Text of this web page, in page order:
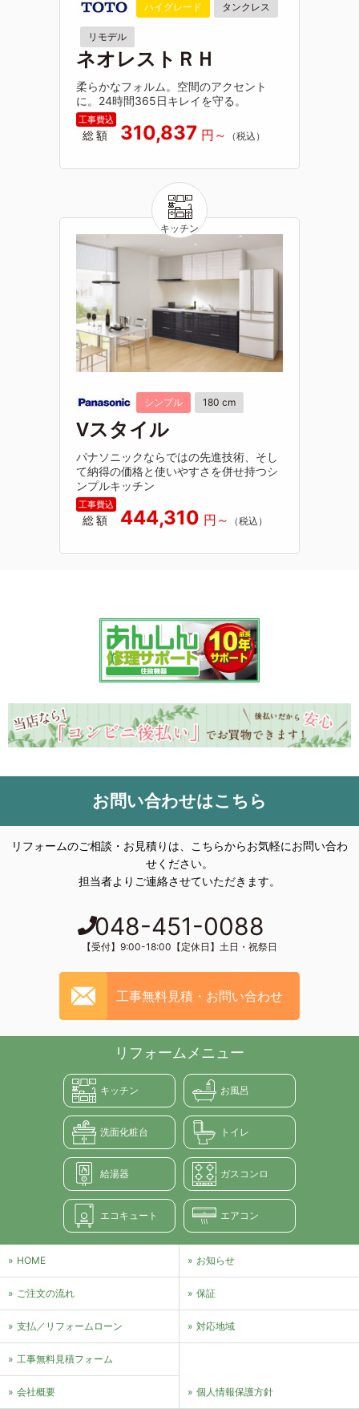
ハイグレード タンクレス
リモデル
ネオレストＲＨ
柔らかなフォルム。空間のアクセント
に。24時間365日キレイを守る。
総額 310,837
シンプル 180 cm
Vスタイル
パナソニックならではの先進技術、そし
て納得の価格と使いやすさを併せ持つシ
ンプルキッチン
総額 444,310
お問い合わせはこちら
リフォームのご相談・お見積りは、こちらからお気軽にお問い合わ
せください。
担当者よりご連絡させていただきます。
048-451-0088
【受付】9:00-18:00【定休日】土日・祝祭日
工事無料見積・お問い合わせ
リフォームメニュー
キッチン お風呂
洗面化粧台 トイレ
給湯器 ガスコンロ
エコキュート エアコン
HOME お知らせ
ご注文の流れ 保証
支払／リフォームローン 対応地域
⼯事無料⾒積フォーム
会社概要 個⼈情報保護⽅針